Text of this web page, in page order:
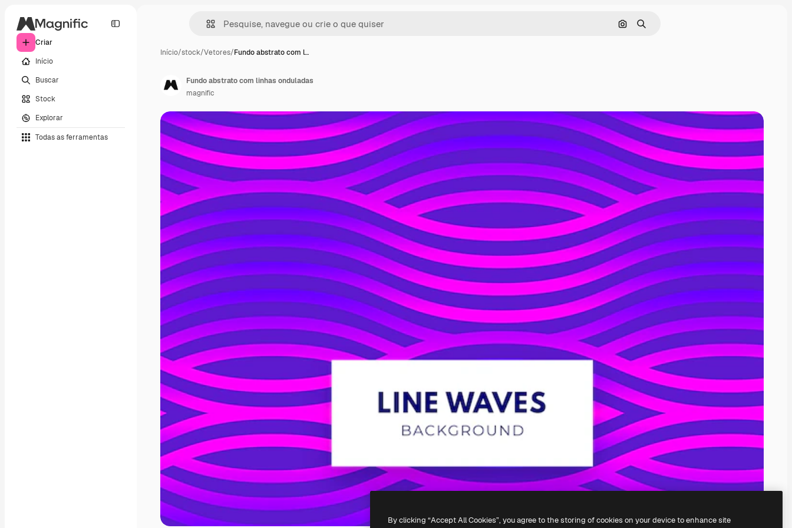
Criar
Início
Buscar
Stock
Explorar
Todas as ferramentas
Pesquisar por imagem
Buscar
Início/stock/Vetores/Fundo abstrato com l…
Fundo abstrato com linhas onduladas
magnific
By clicking “Accept All Cookies”, you agree to the storing of cookies on your device to enhance site